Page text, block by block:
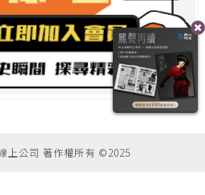
上公司 著作權所有 ©2025